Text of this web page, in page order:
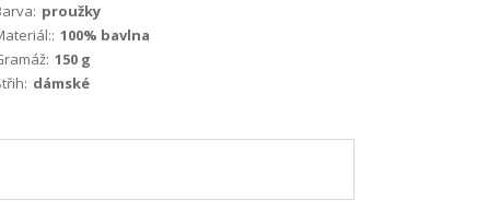
proužky
100% bavlna
150 g
dámské